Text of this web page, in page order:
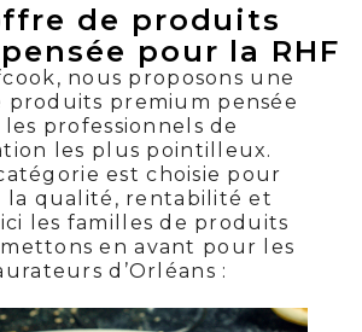
de produits
pour la RHF
nous proposons une
produits premium pensée
professionnels de
les plus pointilleux.
est choisie pour
la qualité, rentabilité et
les familles de produits
en avant pour les
d’Orléans :